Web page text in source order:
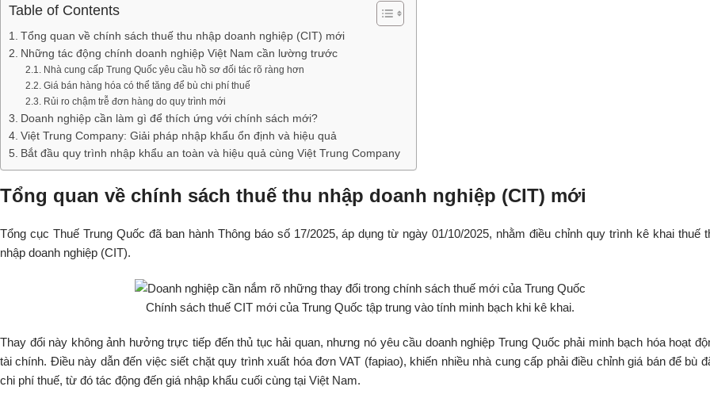
Table of Contents
Tổng quan về chính sách thuế thu nhập doanh nghiệp (CIT) mới
Những tác động chính doanh nghiệp Việt Nam cần lường trước
Nhà cung cấp Trung Quốc yêu cầu hồ sơ đối tác rõ ràng hơn
Giá bán hàng hóa có thể tăng để bù chi phí thuế
Rủi ro chậm trễ đơn hàng do quy trình mới
Doanh nghiệp cần làm gì để thích ứng với chính sách mới?
Việt Trung Company: Giải pháp nhập khẩu ổn định và hiệu quả
Bắt đầu quy trình nhập khẩu an toàn và hiệu quả cùng Việt Trung Company
Tổng quan về chính sách thuế thu nhập doanh nghiệp (CIT) mới
Tổng cục Thuế Trung Quốc đã ban hành Thông báo số 17/2025, áp dụng từ ngày 01/10/2025, nhằm điều chỉnh quy trình kê khai thuế
nhập doanh nghiệp (CIT).
Chính sách thuế CIT mới của Trung Quốc tập trung vào tính minh bạch khi kê khai.
Thay đổi này không ảnh hưởng trực tiếp đến thủ tục hải quan, nhưng nó yêu cầu doanh nghiệp Trung Quốc phải minh bạch hóa hoạt
tài chính. Điều này dẫn đến việc siết chặt quy trình xuất hóa đơn VAT (fapiao), khiến nhiều nhà cung cấp phải điều chỉnh giá bán để bù
chi phí thuế, từ đó tác động đến giá nhập khẩu cuối cùng tại Việt Nam.